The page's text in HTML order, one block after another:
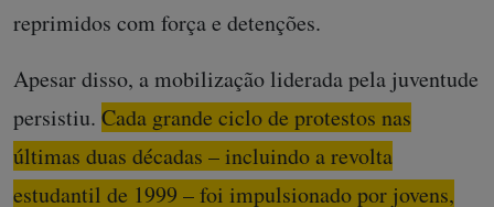
reprimidos com força e detenções.
Apesar disso, a mobilização liderada pela juventude
persistiu. Cada grande ciclo de protestos nas
últimas duas décadas – incluindo a revolta
estudantil de 1999 – foi impulsionado por jovens,